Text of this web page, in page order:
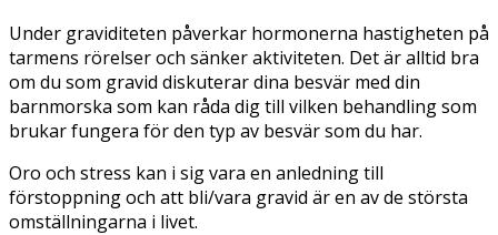
Under graviditeten påverkar hormonerna hastigheten på
tarmens rörelser och sänker aktiviteten. Det är alltid bra
om du som gravid diskuterar dina besvär med din
barnmorska som kan råda dig till vilken behandling som
brukar fungera för den typ av besvär som du har.
Oro och stress kan i sig vara en anledning till
förstoppning och att bli/vara gravid är en av de största
omställningarna i livet.